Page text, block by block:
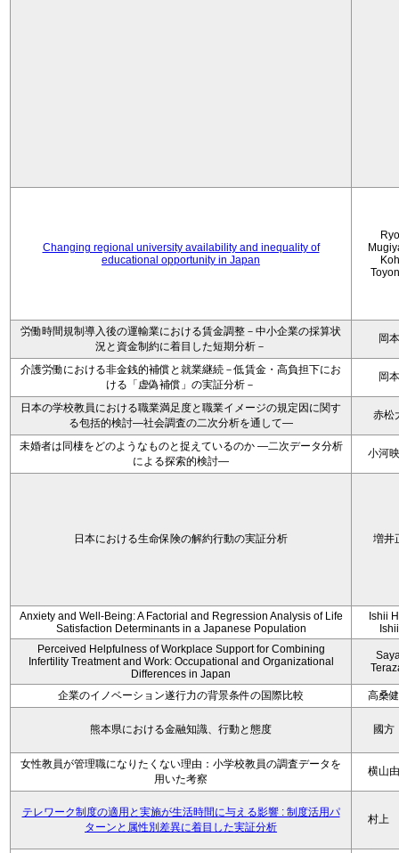
Changing regional university availability and inequality of
educational opportunity in Japan
労働時間規制導入後の運輸業における賃金調整－中小企業の採算状
況と資金制約に着目した短期分析－
岡
介護労働における非金銭的補償と就業継続－低賃金・高負担下にお
ける「虚偽補償」の実証分析－
岡
日本の学校教員における職業満足度と職業イメージの規定因に関す
る包括的検討―社会調査の二次分析を通して―
赤松
未婚者は同棲をどのようなものと捉えているのか —二次データ分析
による探索的検討—
小河
日本における生命保険の解約行動の実証分析 増井
Anxiety and Well-Being: A Factorial and Regression Analysis of Life
Satisfaction Determinants in a Japanese Population
Ishii
Perceived Helpfulness of Workplace Support for Combining
Infertility Treatment and Work: Occupational and Organizational
Differences in Japan
企業のイノベーション遂行力の背景条件の国際比較 高桑
熊本県における金融知識、行動と態度 國
女性教員が管理職になりたくない理由：小学校教員の調査データを
用いた考察
横山
テレワーク制度の適用と実施が生活時間に与える影響 : 制度活用パ
ターンと属性別差異に着目した実証分析
村上